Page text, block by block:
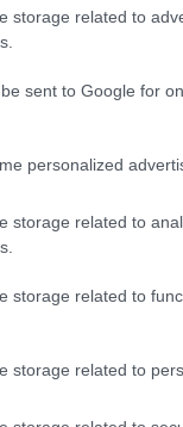
storage related to
sent to Google for
personalized
storage related to
storage related to
storage related to
ορθότητα
Μπαχ είναι
γάμο
ένα
στον
όνειρο, η